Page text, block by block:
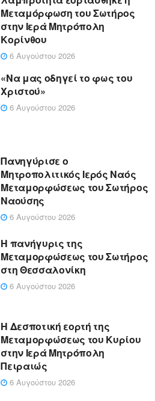
Μεταμόρφωση του Σωτήρος
στην Ιερά Μητρόπολη
Κορίνθου
6 Αυγούστου 2026
«Να μας οδηγεί το φως του
Χριστού»
6 Αυγούστου 2026
Πανηγύρισε ο
Μητροπολιτικός Ιερός Ναός
Μεταμορφώσεως του Σωτήρος
Ναούσης
6 Αυγούστου 2026
Η πανήγυρις της
Μεταμορφώσεως του Σωτήρος
στη Θεσσαλονίκη
6 Αυγούστου 2026
Η Δεσποτική εορτή της
Μεταμορφώσεως του Κυρίου
στην Ιερά Μητρόπολη
Πειραιώς
6 Αυγούστου 2026